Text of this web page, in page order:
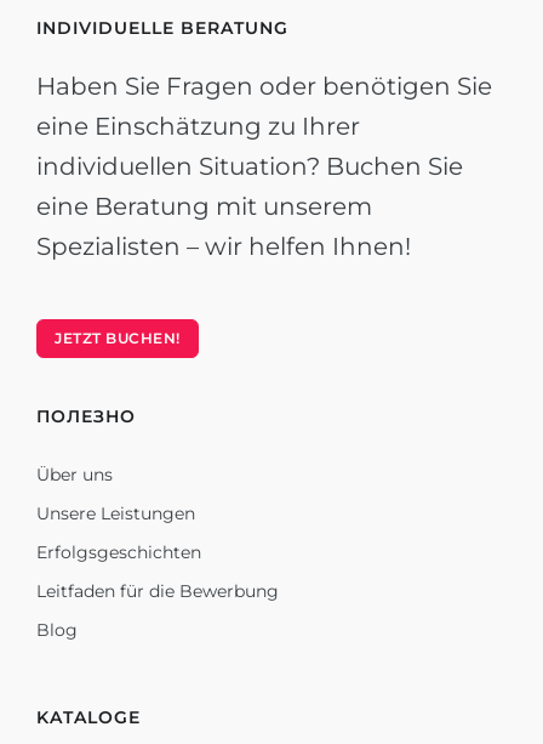
INDIVIDUELLE BERATUNG
Haben Sie Fragen oder benötigen Sie
eine Einschätzung zu Ihrer
individuellen Situation? Buchen Sie
eine Beratung mit unserem
Spezialisten – wir helfen Ihnen!
JETZT BUCHEN!
ПОЛЕЗНО
Über uns
Unsere Leistungen
Erfolgsgeschichten
Leitfaden für die Bewerbung
Blog
KATALOGE